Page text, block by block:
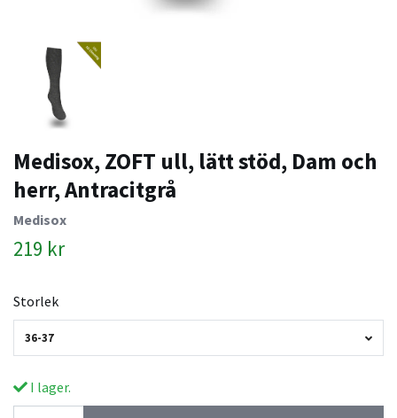
Medisox, ZOFT ull, lätt stöd, Dam och
herr, Antracitgrå
Medisox
219 kr
Storlek
36-37
I lager.